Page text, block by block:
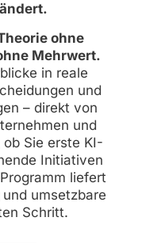
ohne
Mehrwert.
in reale
und
– direkt von
und
Sie erste KI-
Initiativen
liefert
umsetzbare
Schritt.